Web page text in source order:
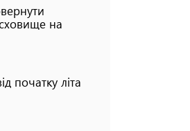
на
початку літа